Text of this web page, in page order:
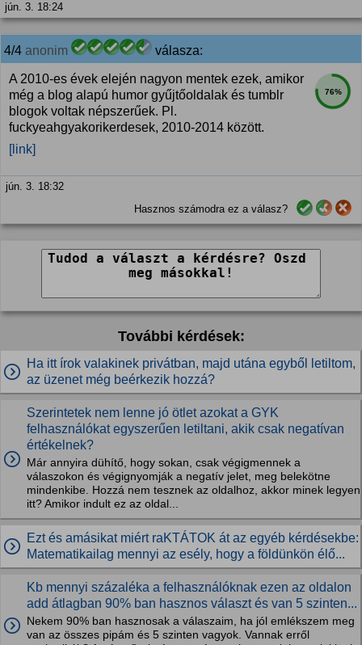
jún. 3. 18:24
4/4 anonim válasza:
76%
A 2010-es évek elején nagyon mentek ezek, amikor
még a blog alapú humor gyűjtőoldalak és tumblr
blogok voltak népszerűek. Pl.
fuckyeahgyakorikerdesek, 2010-2014 között.
[link]
jún. 3. 18:32
Hasznos számodra ez a válasz?
További kérdések:
Ha itt írok valakinek privátban, majd utána egyből letiltom,
az üzenet még beérkezik hozzá?
Szerintetek nem lenne jó ötlet azokat a GYK
felhasználókat egyszerűen letiltani, akik csak negatívan
értékelnek?
Már annyira dühítő, hogy sokan, csak végigmennek a
válaszokon és végignyomják a negatív jelet, meg belekötne
mindenkibe. Hozzá nem tesznek az oldalhoz, akkor minek legyen
itt? Amikor indult ez az oldal...
Ezt és amásikat miért raKTÁTOK át az egyéb kérdésekbe:
Matematikailag mennyi az esély, hogy a földünkön élő...
Kb mennyi százaléka a felhasználóknak ezen az oldalon
add átlagban 90% ban hasznos választ és van 5 szinten...
Nekem 90% ban hasznosak a válaszaim, ha jól emlékszem meg
van az összes pipám és 5 szinten vagyok. Vannak erről